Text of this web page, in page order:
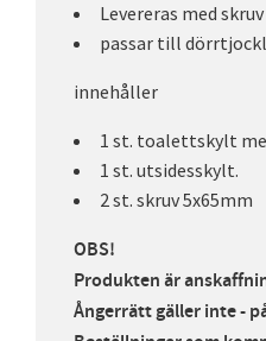
Levereras med
passar till
innehåller
1 st. toalettskylt
1 st. utsidesskylt.
2 st. skruv 5x65mm
OBS!
Produkten är
Ångerrätt gäller inte -